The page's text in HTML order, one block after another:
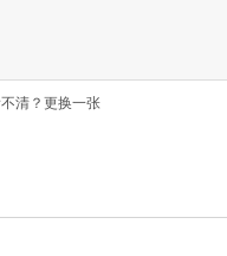
清？更换一张